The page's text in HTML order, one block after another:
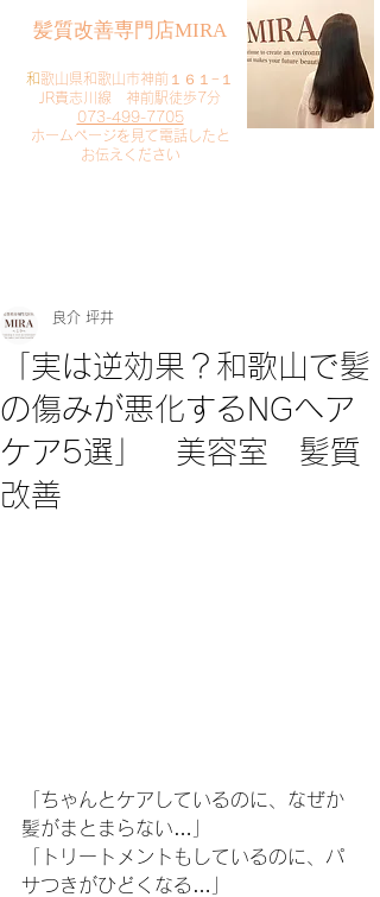
​髪質改善専門店MIRA
​和歌山県和歌山市神前１６１−１
JR貴志川線 神前駅徒歩7分
073-499-7705
​ホームページを見て電話したと
お伝えください
「実は逆効果？和歌山で髪
の傷みが悪化するNGヘア
ケア5選」 美容室 髪質
改善
良介 坪井
「ちゃんとケアしているのに、なぜか
髪がまとまらない…」
「トリートメントもしているのに、パ
サつきがひどくなる…」